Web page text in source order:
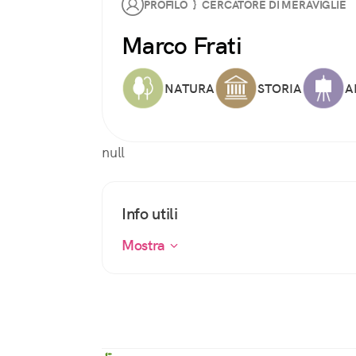
PROFILO } CERCATORE DI MERAVIGLIE
Marco Frati
NATURA STORIA
null
Info utili
Mostra